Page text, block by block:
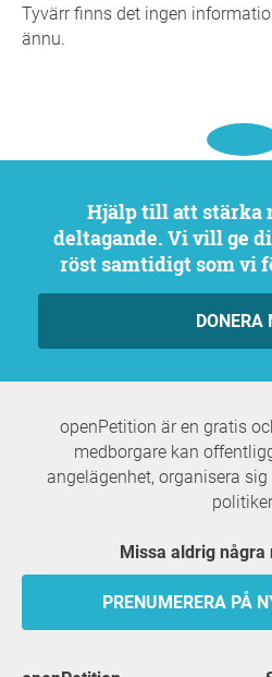
Tyvärr finns det ingen
ännu.
Hjälp till att stärka medborgarnas
deltagande. Vi vill ge
röst samtidigt som vi
DONERA
openPetition är en gratis
medborgare kan
angelägenhet, organisera
Missa aldrig
PRENUMERERA PÅ